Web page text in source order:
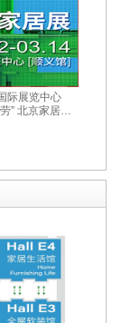
际展览中心
” 北京家居展
万+专业采购
上的时代 我
话 成于产品